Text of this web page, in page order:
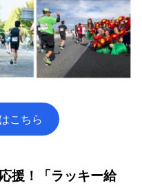
こちら
援！「ラッキー給